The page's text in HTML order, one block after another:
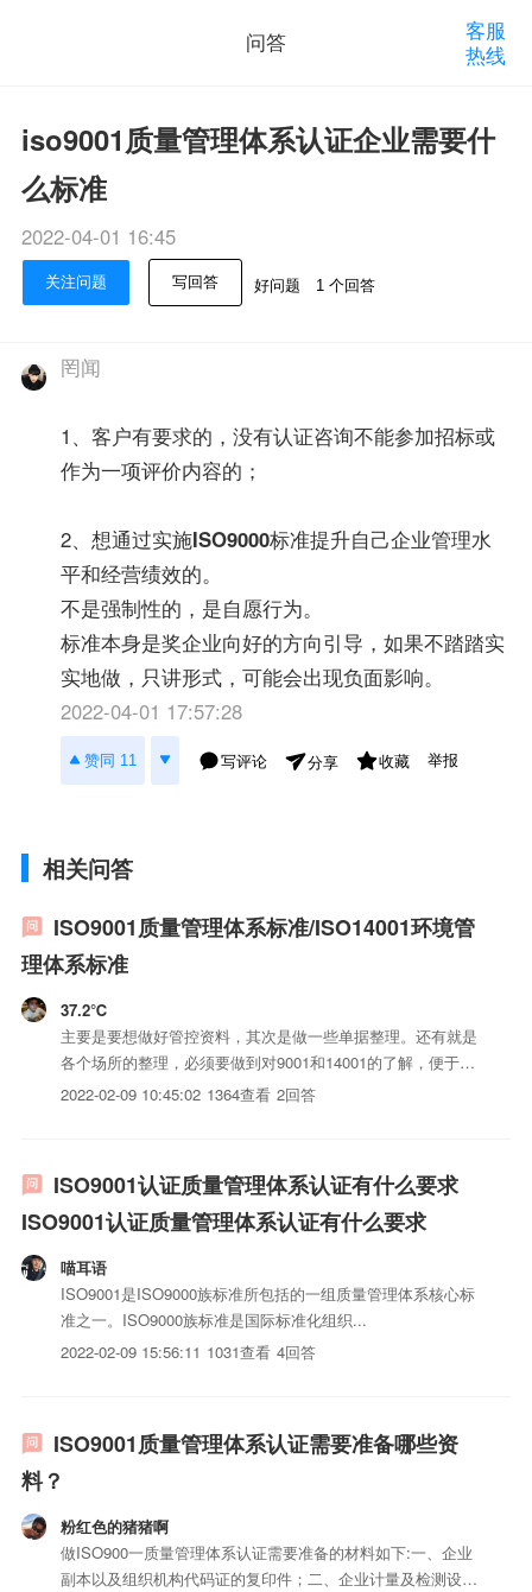
问答
客服
热线
iso9001质量管理体系认证企业需要什
么标准
2022-04-01 16:45
关注问题 写回答 好问题 1 个回答
罔闻
1、客户有要求的，没有认证咨询不能参加招标或
作为一项评价内容的；
2、想通过实施ISO9000标准提升自己企业管理水
平和经营绩效的。
不是强制性的，是自愿行为。
标准本身是奖企业向好的方向引导，如果不踏踏实
实地做，只讲形式，可能会出现负面影响。
2022-04-01 17:57:28
赞同 11 写评论 分享 收藏 举报
相关问答
ISO9001质量管理体系标准/ISO14001环境管
理体系标准
37.2℃
主要是要想做好管控资料，其次是做一些单据整理。还有就是
各个场所的整理，必须要做到对9001和14001的了解，便于提
问时可以做到很准确的回答。一般的年审都是比较容易过的，
2022-02-09 10:45:02 1364查看 2回答
ISO9001认证质量管理体系认证有什么要求
ISO9001认证质量管理体系认证有什么要求
喵耳语
ISO9001是ISO9000族标准所包括的一组质量管理体系核心标
准之一。ISO9000族标准是国际标准化组织...
2022-02-09 15:56:11 1031查看 4回答
ISO9001质量管理体系认证需要准备哪些资
料？
粉红色的猪猪啊
做ISO900一质量管理体系认证需要准备的材料如下:一、企业
副本以及组织机构代码证的复印件；二、企业计量及检测设备